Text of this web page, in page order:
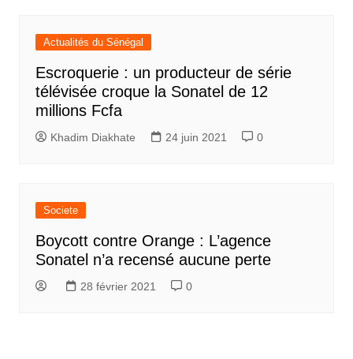
Actualités du Sénégal
Escroquerie : un producteur de série
télévisée croque la Sonatel de 12
millions Fcfa
Khadim Diakhate 24 juin 2021 0
Societe
Boycott contre Orange : L’agence
Sonatel n’a recensé aucune perte
28 février 2021 0